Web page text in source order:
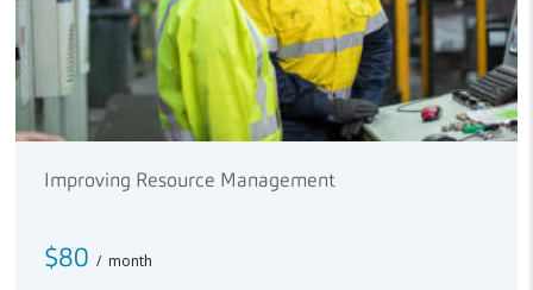
Improving Resource Management
$80 month